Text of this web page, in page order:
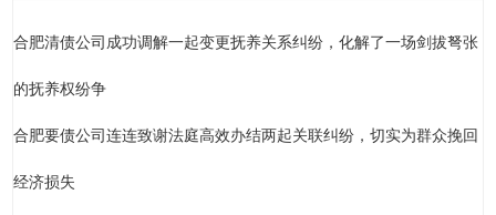
合肥清债公司成功调解一起变更抚养关系纠纷，化解了一场剑拔弩张
的抚养权纷争
合肥要债公司连连致谢法庭高效办结两起关联纠纷，切实为群众挽回
经济损失